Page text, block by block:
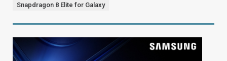
Snapdragon 8 Elite for Galaxy